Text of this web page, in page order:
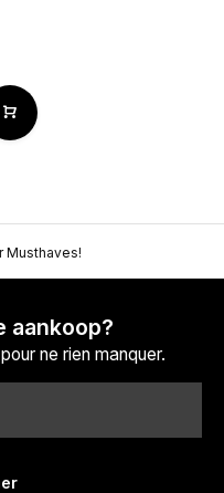
Musthaves!
aankoop?
ne rien manquer.